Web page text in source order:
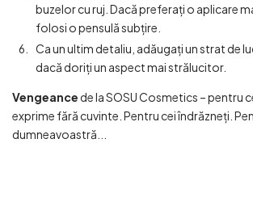
buzelor cu ruj. Dacă preferați o aplicare
folosi o pensulă subțire.
Ca un ultim detaliu, adăugați un strat de
dacă doriți un aspect mai strălucitor.
Vengeance de la SOSU Cosmetics – pentru
exprime fără cuvinte. Pentru cei îndrăzneți.
dumneavoastră...